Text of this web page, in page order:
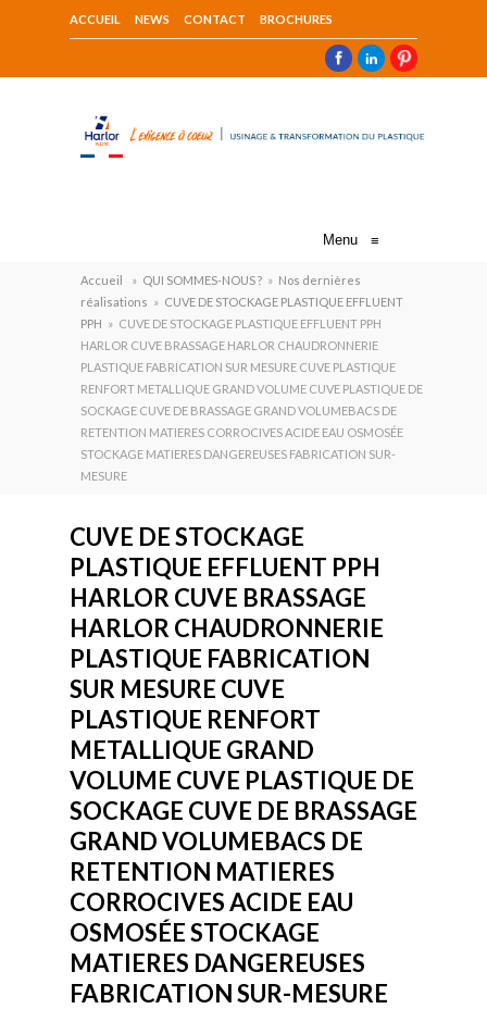
ACCUEIL NEWS CONTACT BROCHURES
Menu ≡
Accueil » QUI SOMMES-NOUS ? » Nos dernières
réalisations » CUVE DE STOCKAGE PLASTIQUE EFFLUENT
PPH » CUVE DE STOCKAGE PLASTIQUE EFFLUENT PPH
HARLOR CUVE BRASSAGE HARLOR CHAUDRONNERIE
PLASTIQUE FABRICATION SUR MESURE CUVE PLASTIQUE
RENFORT METALLIQUE GRAND VOLUME CUVE PLASTIQUE DE
SOCKAGE CUVE DE BRASSAGE GRAND VOLUMEBACS DE
RETENTION MATIERES CORROCIVES ACIDE EAU OSMOSÉE
STOCKAGE MATIERES DANGEREUSES FABRICATION SUR-
MESURE
CUVE DE STOCKAGE
PLASTIQUE EFFLUENT PPH
HARLOR CUVE BRASSAGE
HARLOR CHAUDRONNERIE
PLASTIQUE FABRICATION
SUR MESURE CUVE
PLASTIQUE RENFORT
METALLIQUE GRAND
VOLUME CUVE PLASTIQUE DE
SOCKAGE CUVE DE BRASSAGE
GRAND VOLUMEBACS DE
RETENTION MATIERES
CORROCIVES ACIDE EAU
OSMOSÉE STOCKAGE
MATIERES DANGEREUSES
FABRICATION SUR-MESURE